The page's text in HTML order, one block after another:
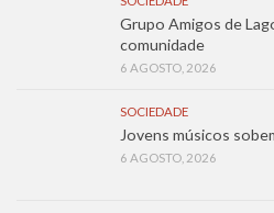
Grupo Amigos de
comunidade
6 AGOSTO, 2026
SOCIEDADE
Jovens músicos
6 AGOSTO, 2026